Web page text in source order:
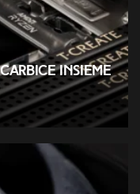
Carbice insieme